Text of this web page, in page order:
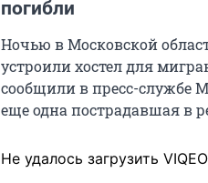
погибли
Ночью в Московской
устроили хостел для
сообщили в пресс-службе
еще одна пострадавшая в
Не удалось загрузить VIQEO